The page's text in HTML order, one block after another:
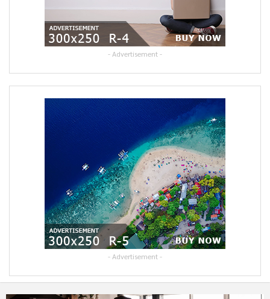
- Advertisement -
- Advertisement -